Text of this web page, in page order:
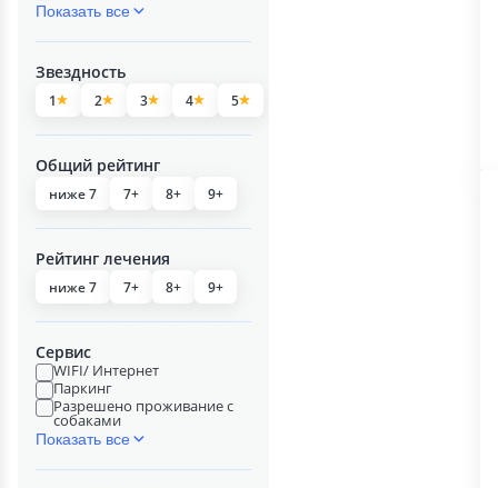
Показать все
Звездность
1 2 3 4 5
Общий рейтинг
ниже 7 7+ 8+ 9+
Рейтинг лечения
ниже 7 7+ 8+ 9+
Сервис
WIFI/ Интернет
Паркинг
Разрешено проживание с
собаками
Показать все